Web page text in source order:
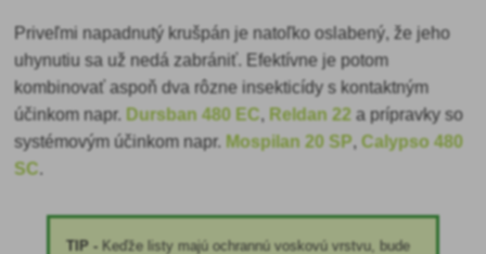
Priveľmi napadnutý krušpán je natoľko oslabený, že jeho
uhynutiu sa už nedá zabrániť. Efektívne je potom
kombinovať aspoň dva rôzne insekticídy s kontaktným
účinkom napr. Dursban 480 EC, Reldan 22 a prípravky so
systémovým účinkom napr. Mospilan 20 SP,Calypso 480
SC.
TIP - Keďže listy majú ochrannú voskovú vrstvu, bude